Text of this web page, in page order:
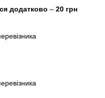
додатково – 20 грн